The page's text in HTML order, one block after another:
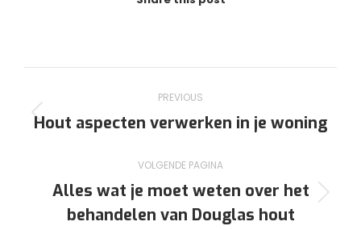
navigation
PREVIOUS
Previous
Hout aspecten verwerken in je woning
VOLGENDE PAGINA
Volgende
pagina
Alles wat je moet weten over het
behandelen van Douglas hout